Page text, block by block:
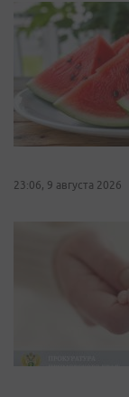
23:06, 9 августа 2026